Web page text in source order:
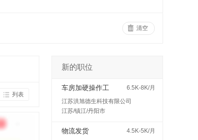
清空
列表
新的职位
车房加硬操作工
6.5K-8K/月
江苏洪旭德生科技有限公司
江苏/镇江/丹阳市
物流发货
4.5K-5K/月